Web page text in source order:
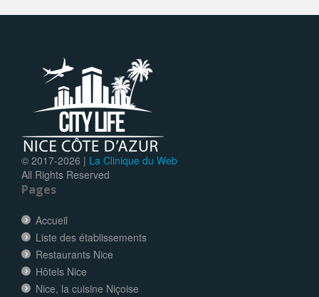
© 2017-2026 | La Clinique du Web
All Rights Reserved
Pages
Accueil
Liste des établissements
Restaurants Nice
Hôtels Nice
Nice, la cuisine Niçoise